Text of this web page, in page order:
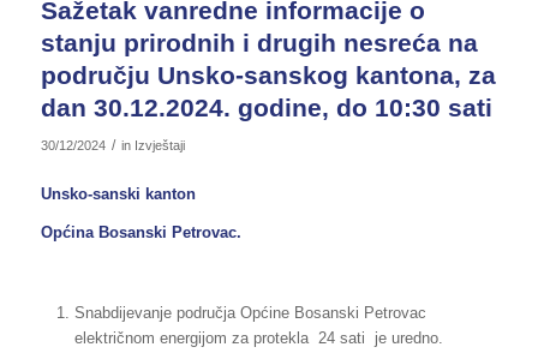
Sažetak vanredne informacije o
stanju prirodnih i drugih nesreća na
području Unsko-sanskog kantona, za
dan 30.12.2024. godine, do 10:30 sati
30/12/2024 / in Izvještaji
Unsko-sanski kanton
Općina Bosanski Petrovac.
Snabdijevanje područja Općine Bosanski Petrovac
električnom energijom za protekla 24 sati je uredno.